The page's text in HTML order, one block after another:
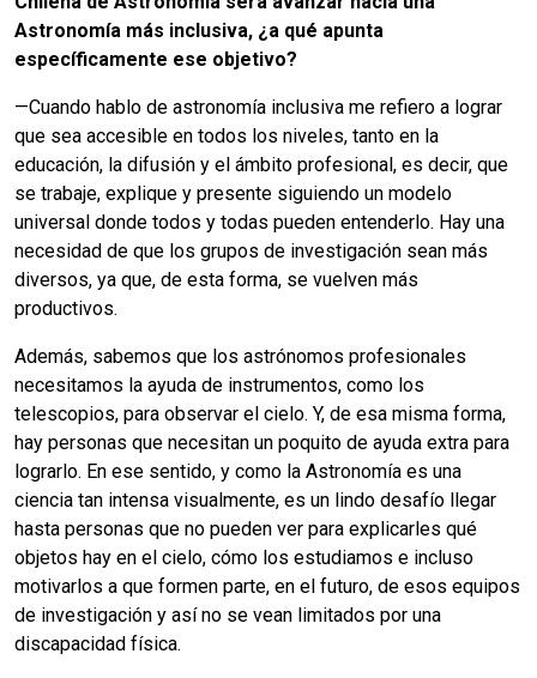
Astronomía más inclusiva, ¿a qué apunta
específicamente ese objetivo?
—Cuando hablo de astronomía inclusiva me refiero a lograr
que sea accesible en todos los niveles, tanto en la
educación, la difusión y el ámbito profesional, es decir, que
se trabaje, explique y presente siguiendo un modelo
universal donde todos y todas pueden entenderlo. Hay una
necesidad de que los grupos de investigación sean más
diversos, ya que, de esta forma, se vuelven más
productivos.
Además, sabemos que los astrónomos profesionales
necesitamos la ayuda de instrumentos, como los
telescopios, para observar el cielo. Y, de esa misma forma,
hay personas que necesitan un poquito de ayuda extra para
lograrlo. En ese sentido, y como la Astronomía es una
ciencia tan intensa visualmente, es un lindo desafío llegar
hasta personas que no pueden ver para explicarles qué
objetos hay en el cielo, cómo los estudiamos e incluso
motivarlos a que formen parte, en el futuro, de esos equipos
de investigación y así no se vean limitados por una
discapacidad física.